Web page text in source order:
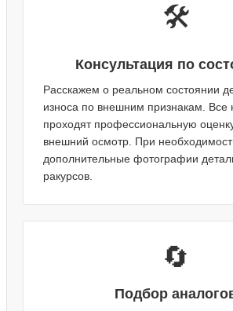
🛠️
Консультация по
Расскажем о реальном состоянии
износа по внешним признакам. Все
проходят профессиональную
внешний осмотр. При
дополнительные фотографии
ракурсов.
🔄
Подбор